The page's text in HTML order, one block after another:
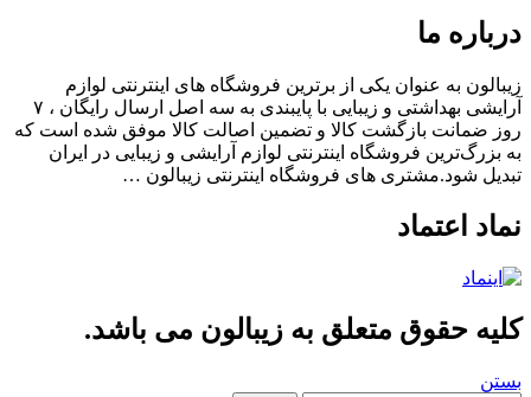
ما
به عنوان یکی از برترین فروشگاه های اینترنتی لوازم
آرایشی بهداشتی و زیبایی با پایبندی به سه اصل ارسال رایگان ، ۷
ضمانت بازگشت کالا و تضمین اصالت کالا موفق شده است که
فروشگاه اینترنتی لوازم آرایشی و زیبایی در ایران
شود.مشتری های فروشگاه اینترنتی زیبالون …
اعتماد
حقوق متعلق به زیبالون می باشد.